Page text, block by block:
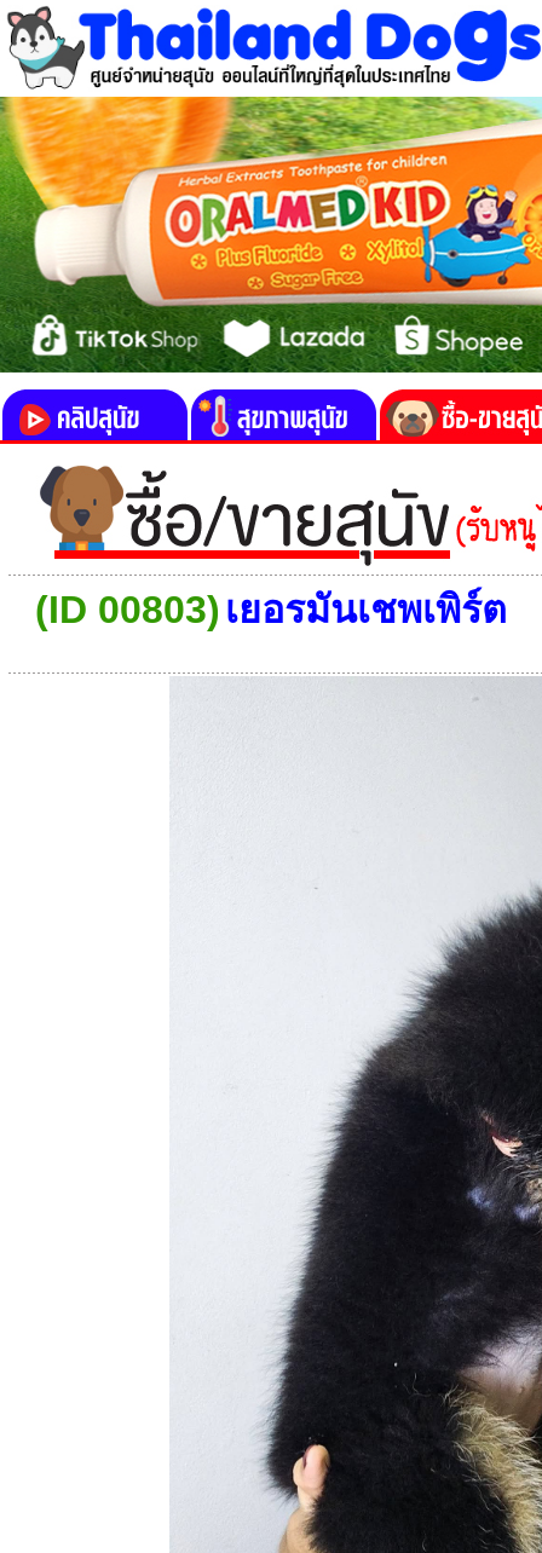
(ID 00803) เยอรมันเชพเพิร์ต